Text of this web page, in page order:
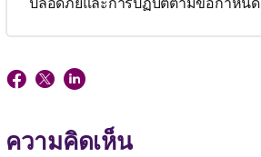
ปลอดภัยและการปฏิบัติตามข้อกำหนด
ความคิดเห็น